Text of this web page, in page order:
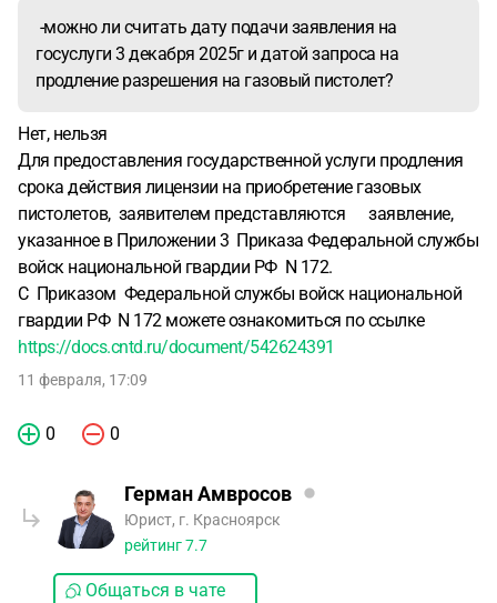
-можно ли считать дату подачи заявления на
госуслуги 3 декабря 2025г и датой запроса на
продление разрешения на газовый пистолет?
Нет, нельзя
Для предоставления государственной услуги продления
срока действия лицензии на приобретение газовых
пистолетов, заявителем представляются заявление,
указанное в Приложении 3 Приказа Федеральной службы
войск национальной гвардии РФ N 172.
С Приказом Федеральной службы войск национальной
гвардии РФ N 172 можете ознакомиться по ссылке
https://docs.cntd.ru/document/542624391
11 февраля, 17:09
0 0
Герман Амвросов
Юрист, г. Красноярск
рейтинг7.7
Общаться в чате